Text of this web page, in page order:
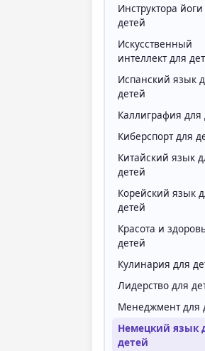
Инструктора
детей
Искусственный
интеллект для
Испанский язык
детей
Каллиграфия для
Киберспорт для
Китайский язык
детей
Корейский язык
детей
Красота и
детей
Кулинария для
Лидерство для
Менеджмент для
Немецкий язык
детей